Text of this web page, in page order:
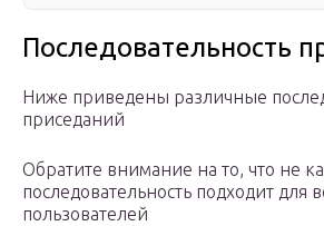
Последовательность
Ниже приведены различные
приседаний
Обратите внимание на то, что не
последовательность подходит для
пользователей